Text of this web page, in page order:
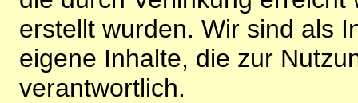
erstellt wurden. Wir sind als
eigene Inhalte, die zur
verantwortlich.